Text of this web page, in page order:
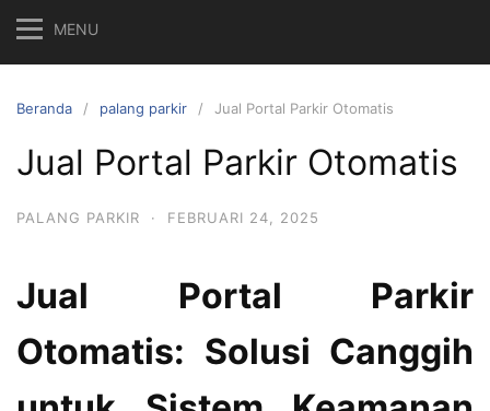
MENU
Beranda palang parkir Jual Portal Parkir Otomatis
Jual Portal Parkir Otomatis
PALANG PARKIR · FEBRUARI 24, 2025
Jual Portal Parkir
Otomatis: Solusi Canggih